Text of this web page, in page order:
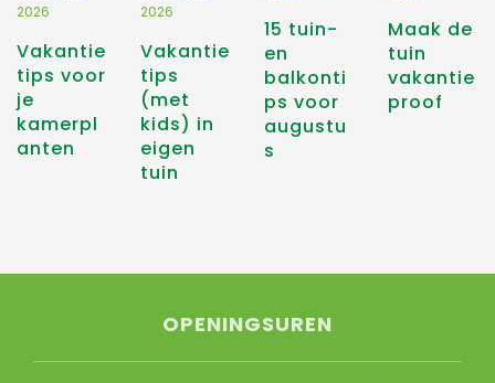
Vakantie
tips voor
je
kamerpl
anten
2026
Vakantie
tips
(met
kids) in
eigen
tuin
2026
15 tuin-
en
balkonti
ps voor
augustu
s
Maak de
tuin
vakantie
proof
OPENINGSUREN